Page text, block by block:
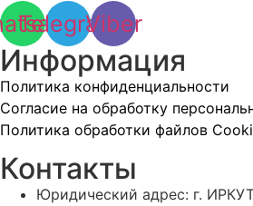
2,5
МПа
кт.1,5
d.100
IP40
G1/2
РШ
Telegram
Viber
Информация
Политика конфиденциальности
Согласие на обработку
Политика обработки файлов
Контакты
Юридический адрес: г.